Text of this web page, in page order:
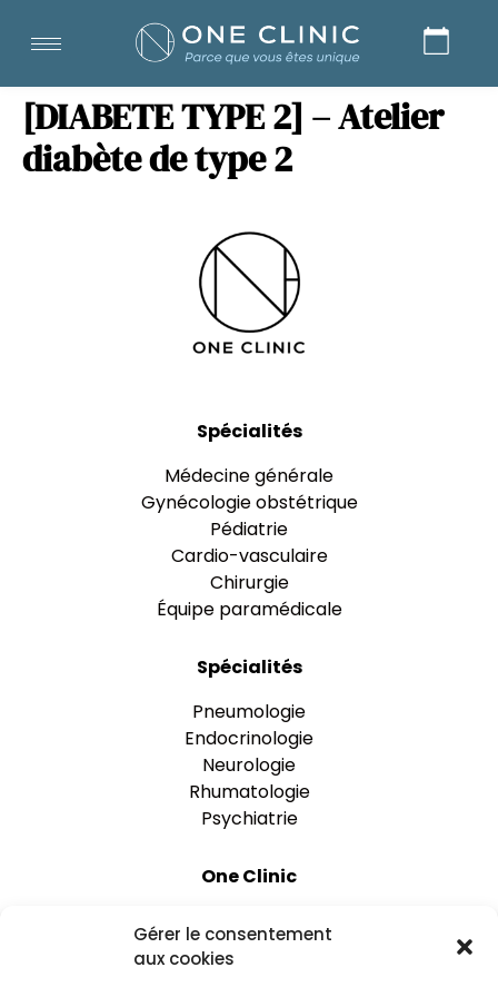
Gérer le consentement
aux cookies
[DIABETE TYPE 2] – Atelier
diabète de type 2
Spécialités
Médecine générale
Gynécologie obstétrique
Pédiatrie
Cardio-vasculaire
Chirurgie
Équipe paramédicale
Spécialités
Pneumologie
Endocrinologie
Neurologie
Rhumatologie
Psychiatrie
One Clinic
Nos établissements
Rejoignez-nous